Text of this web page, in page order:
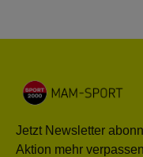
Jetzt Newsletter
Aktion mehr